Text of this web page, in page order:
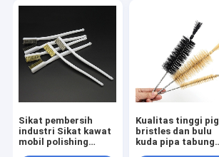
Sikat pembersih
industri Sikat kawat
mobil polishing
Kualitas tinggi pig
bristles dan bulu
kuda pipa tabung